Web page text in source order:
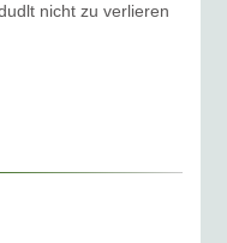
nicht zu verlieren